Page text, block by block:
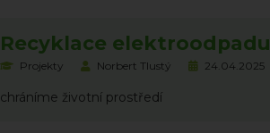
Recyklace elektroodpadu
Projekty Norbert Tlustý 24.04.2025
chráníme životní prostředí